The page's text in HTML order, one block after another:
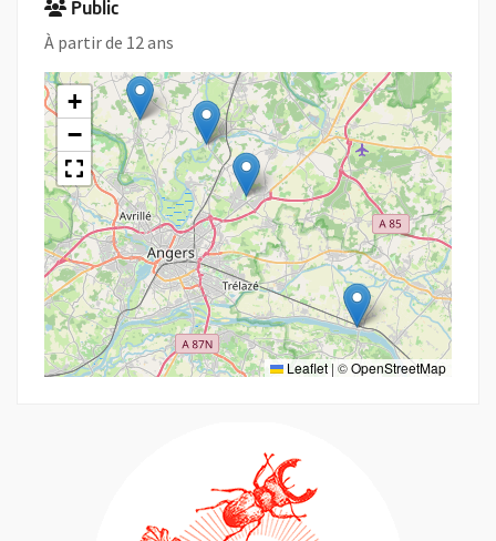
Public
À partir de 12 ans
+
−
Leaflet | ©OpenStreetMap